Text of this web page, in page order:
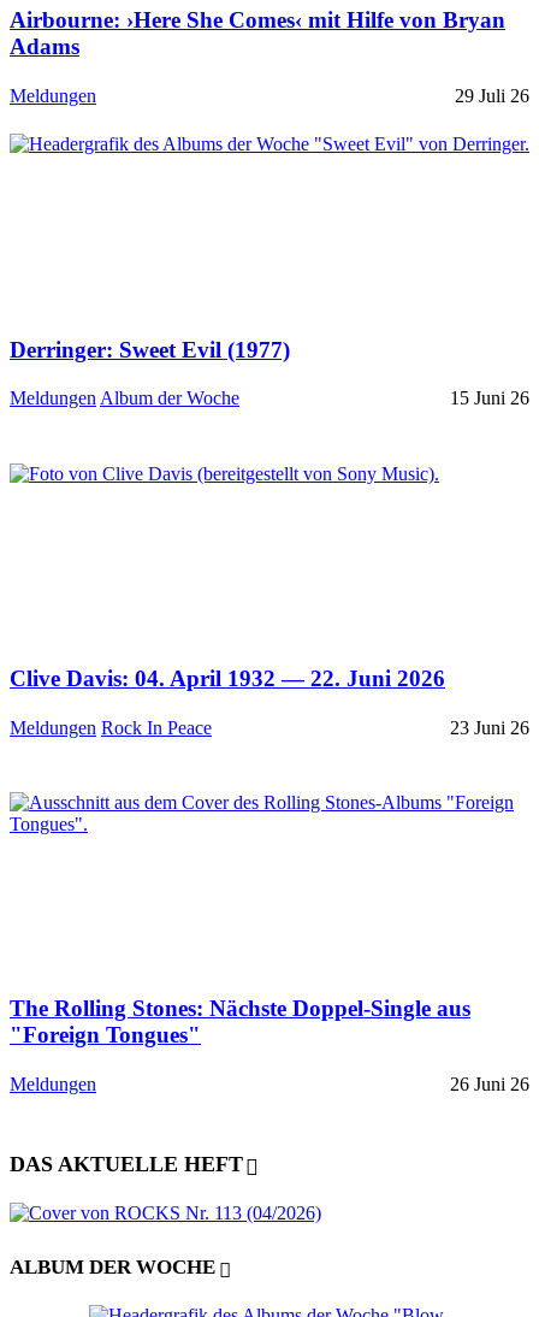
Airbourne: ›Here She Comes‹ mit Hilfe von Bryan
Adams
Meldungen 29 Juli 26
Derringer: Sweet Evil (1977)
MeldungenAlbum der Woche 15 Juni 26
Clive Davis: 04. April 1932 — 22. Juni 2026
Meldungen Rock In Peace 23 Juni 26
The Rolling Stones: Nächste Doppel-Single aus
"Foreign Tongues"
Meldungen 26 Juni 26
DAS AKTUELLE HEFT
ALBUM DER WOCHE